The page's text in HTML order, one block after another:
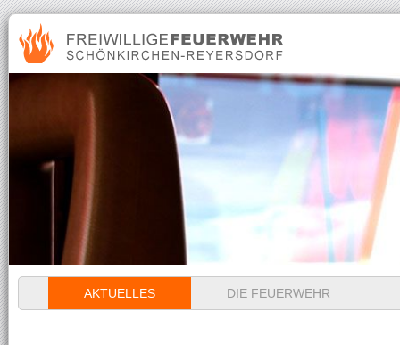
Navigation
AKTUELLES DIE FEUERWEHR